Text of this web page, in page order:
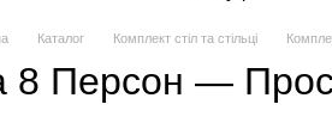
Каталог Комплект стіл та стільці
8 Персон —